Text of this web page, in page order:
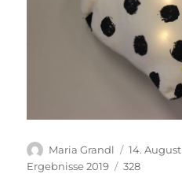
Autor
Maria Grandl
am
14.
Ergebnisse 2019
328